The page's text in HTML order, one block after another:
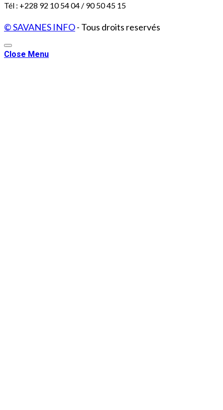
Tél : +228 92 10 54 04 / 90 50 45 15
© SAVANES INFO- Tous droits reservés
Close Menu